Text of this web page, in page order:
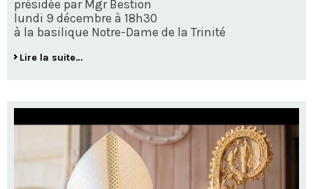
présidée par Mgr Bestion
lundi 9 décembre à 18h30
à la basilique Notre-Dame de la Trinité
Lire la suite…